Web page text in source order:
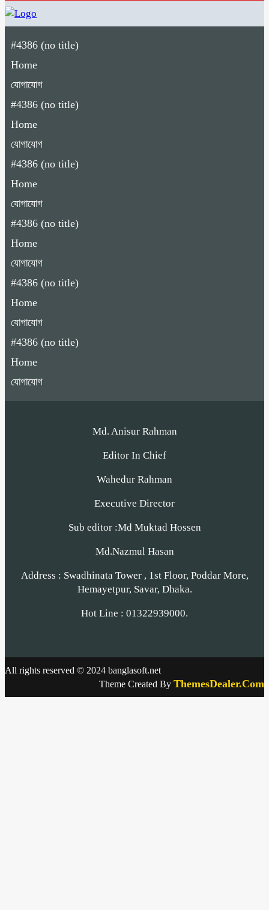
#4386 (no title)
Home
যোগাযোগ
#4386 (no title)
Home
যোগাযোগ
#4386 (no title)
Home
যোগাযোগ
#4386 (no title)
Home
যোগাযোগ
#4386 (no title)
Home
যোগাযোগ
#4386 (no title)
Home
যোগাযোগ
Md. Anisur Rahman
Editor In Chief
Wahedur Rahman
Executive Director
Sub editor :Md Muktad Hossen
Md.Nazmul Hasan
Address : Swadhinata Tower , 1st Floor, Poddar More,
Hemayetpur, Savar, Dhaka.
Hot Line : 01322939000.
All rights reserved © 2024 banglasoft.net
Theme Created By ThemesDealer.Com